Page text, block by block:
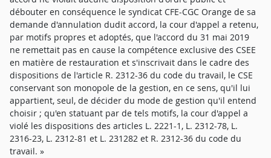
débouter en conséquence le syndicat CFE-CGC Orange de sa
demande d'annulation dudit accord, la cour d'appel a retenu,
par motifs propres et adoptés, que l'accord du 31 mai 2019
ne remettait pas en cause la compétence exclusive des CSEE
en matière de restauration et s'inscrivait dans le cadre des
dispositions de l'article R. 2312-36 du code du travail, le CSE
conservant son monopole de la gestion, en ce sens, qu'il lui
appartient, seul, de décider du mode de gestion qu'il entend
choisir ; qu'en statuant par de tels motifs, la cour d'appel a
violé les dispositions des articles L. 2221-1, L. 2312-78, L.
2316-23, L. 2312-81 et L. 231282 et R. 2312-36 du code du
travail. »